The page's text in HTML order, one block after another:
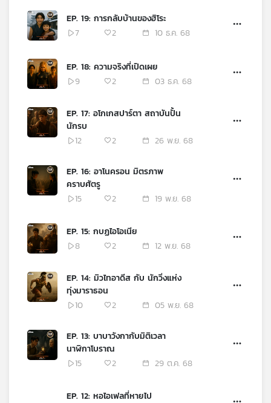
EP. 19: การกลับบ้านของฮิโระ
7
2 10 ธ.ค. 68
EP. 18: ความจริงที่เปิดเผย
9
2 03 ธ.ค. 68
EP. 17: อโกเกสปาร์ตา สถาบันปั้น
นักรบ
12
2 26 พ.ย. 68
EP. 16: อาโนครอน มิตรภาพ
คราบศัตรู
15
2 19 พ.ย. 68
EP. 15: กบฏไอโอเนีย
8
2 12 พ.ย. 68
EP. 14: มิวไทอาดีส กับ นักวิ่งแห่ง
ทุ่งมาราธอน
10
2 05 พ.ย. 68
EP. 13: บาบาวังกากับมิติเวลา
นาฬิกาโบราณ
15
2 29 ต.ค. 68
EP. 12: หอไอเฟลที่หายไป